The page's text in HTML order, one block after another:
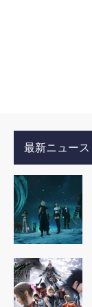
最新ニュース